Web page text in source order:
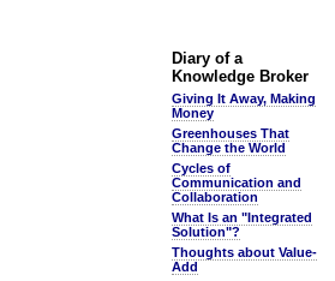
Diary of a
Knowledge Broker
Giving It Away, Making
Money
Greenhouses That
Change the World
Cycles of
Communication and
Collaboration
What Is an "Integrated
Solution"?
Thoughts about Value-
Add